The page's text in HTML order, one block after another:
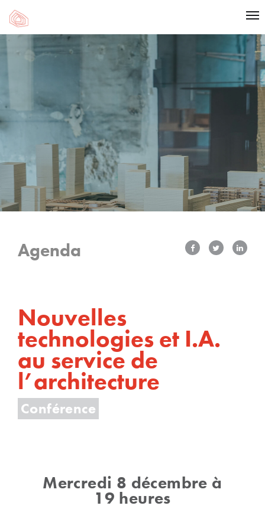
Agenda
Nouvelles
technologies et I.A.
au service de
l’architecture
Conférence
Mercredi 8 décembre à
19 heures